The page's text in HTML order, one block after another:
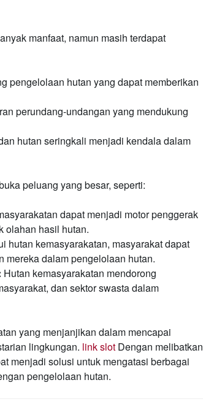
manfaat, namun masih terdapat
pengelolaan hutan yang dapat memberikan
perundang-undangan yang mendukung
hutan seringkali menjadi kendala dalam
peluang yang besar, seperti:
dapat menjadi motor penggerak
olahan hasil hutan.
hutan kemasyarakatan, masyarakat dapat
mereka dalam pengelolaan hutan.
Hutan kemasyarakatan mendorong
dan sektor swasta dalam
yang menjanjikan dalam mencapai
lingkungan. link slot Dengan melibatkan
menjadi solusi untuk mengatasi berbagai
pengelolaan hutan.